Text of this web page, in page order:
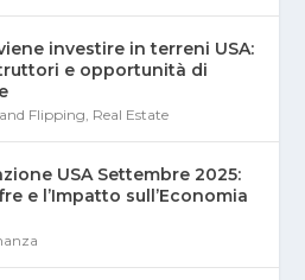
investire in terreni USA:
e opportunità di
Flipping, Real Estate
USA Settembre 2025:
e l’Impatto sull’Economia